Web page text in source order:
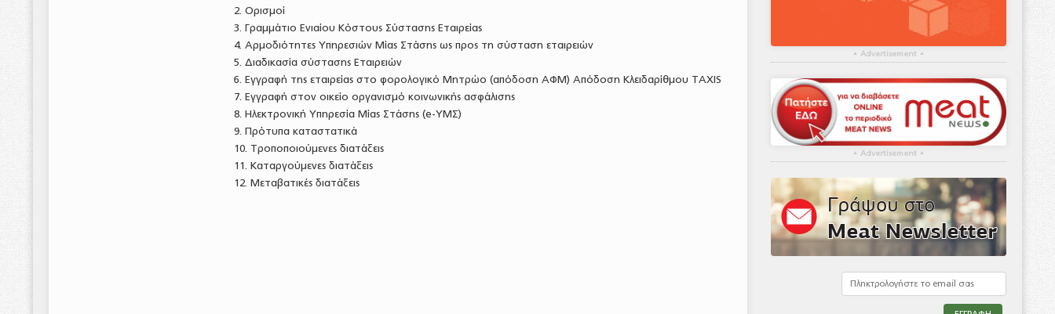
2. Ορισμοί
3. Γραμμάτιο Ενιαίου Κόστους Σύστασης Εταιρείας
4. Αρμοδιότητες Υπηρεσιών Μίας Στάσης ως προς τη σύσταση εταιρειών
5. Διαδικασία σύστασης Εταιρειών
6. Εγγραφή της εταιρείας στο φορολογικό Μητρώο (απόδοση ΑΦΜ) Απόδοση Κλειδαρίθμου TAXIS
7. Εγγραφή στον οικείο οργανισμό κοινωνικής ασφάλισης
8. Ηλεκτρονική Υπηρεσία Μίας Στάσης (e-ΥΜΣ)
9. Πρότυπα καταστατικά
10. Τροποποιούμενες διατάξεις
11. Καταργούμενες διατάξεις
12. Μεταβατικές διατάξεις
▴ Advertisement ▴
▴ Advertisement ▴